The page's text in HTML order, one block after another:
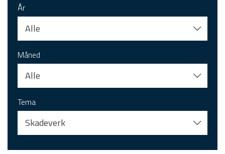
År
Alle
Måned
Alle
Tema
Skadeverk